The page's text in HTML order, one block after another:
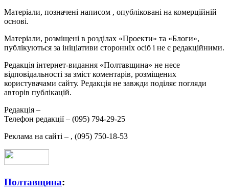
Матеріали, позначені написом , опубліковані на комерційній
основі.
Матеріали, розміщені в розділах «Проекти» та «Блоги»,
публікуються за ініціативи сторонніх осіб і не є редакційними.
Редакція інтернет-видання «Полтавщина» не несе
відповідальності за зміст коментарів, розміщених
користувачами сайту. Редакція не завжди поділяє погляди
авторів публікацій.
Редакція –
Телефон редакції – (095) 794-29-25
Реклама на сайті – , (095) 750-18-53
Полтавщина: